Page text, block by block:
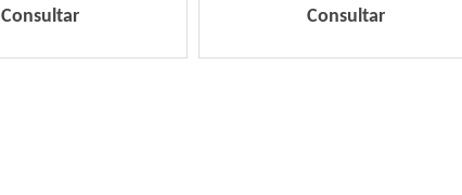
Consultar Consultar